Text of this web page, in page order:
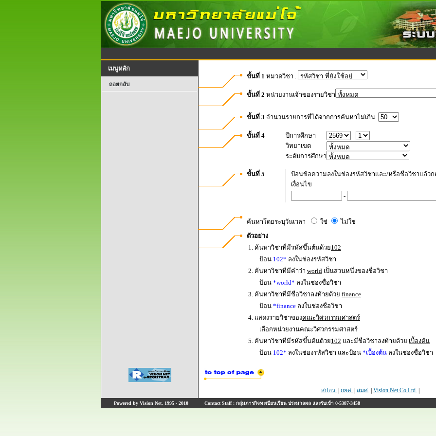
เมนูหลัก
ถอยกลับ
ขั้นที่ 1 หมวดวิชา ..
ขั้นที่ 2 หน่วยงานเจ้าของรายวิชา
ขั้นที่ 3 จำนวนรายการที่ได้จากการค้นหาไม่เกิน
ขั้นที่ 4 ปีการศึกษา
-
วิทยาเขต
ระดับการศึกษา
ขั้นที่ 5
ป้อนข้อความลงในช่องรหัสวิชาและ/หรือชื่อวิชาแล้ว
เงื่อนไข
-
ค้นหาโดยระบุวันเวลา ใช่
ไม่ใช่
ตัวอย่าง
1. ค้นหาวิชาที่มีรหัสขึ้นต้นด้วย102
ป้อน 102* ลงในช่องรหัสวิชา
2. ค้นหาวิชาที่มีคำว่า world เป็นส่วนหนึ่งของชื่อวิชา
ป้อน *world* ลงในช่องชื่อวิชา
3. ค้นหาวิชาที่มีชื่อวิชาลงท้ายด้วย finance
ป้อน *finance ลงในช่องชื่อวิชา
4. แสดงรายวิชาของคณะวิศวกรรมศาสตร์
เลือกหน่วยงานคณะวิศวกรรมศาสตร์
5. ค้นหาวิชาที่มีรหัสขึ้นต้นด้วย102 และมีชื่อวิชาลงท้ายด้วย เบื้องต้น
ป้อน 102* ลงในช่องรหัสวิชา และป้อน *เบื้องต้น ลงในช่องชื่อวิชา
สปอว. กยศ. สมศ. Vision Net Co.Ltd.
Powered by Vision Net, 1995 - 2010 Contact Staff : กลุ่มภารกิจทะเบียนเรียน ประมวลผล และรับเข้า 0-5387-3458